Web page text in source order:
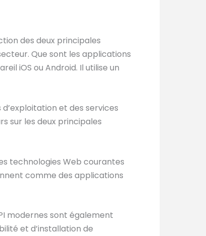
des deux principales
Que sont les applications
iOS ou Android. Il utilise un
et des services
sur les deux principales
technologies Web courantes
comme des applications
modernes sont également
et d’installation de